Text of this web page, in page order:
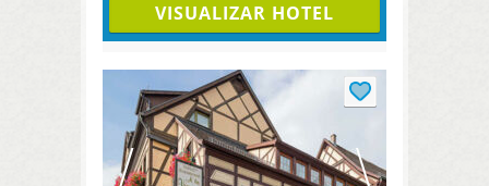
VISUALIZAR HOTEL